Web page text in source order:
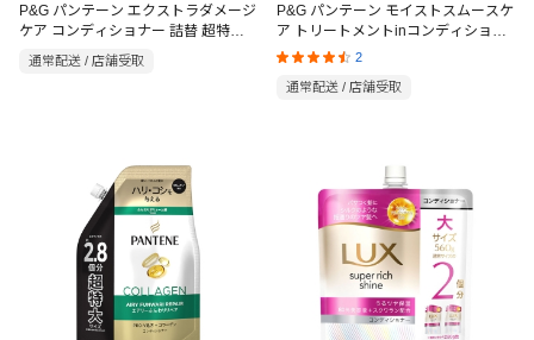
P&G パンテーン エクストラダメージ
ケア コンディショナー 詰替 超特大
通常配送 / 店舗受取
P&G パンテーン モイストスムースケ
ア トリートメントinコンディショナ
ー 860g
2
通常配送 / 店舗受取